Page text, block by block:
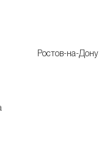
Ростов-на-Дону